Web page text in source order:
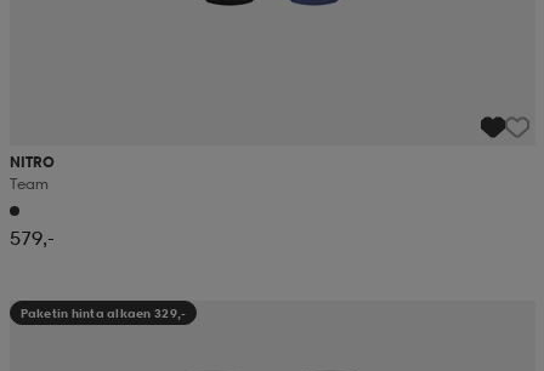
NITRO
Team
579,-
Paketin hinta alkaen 329,-